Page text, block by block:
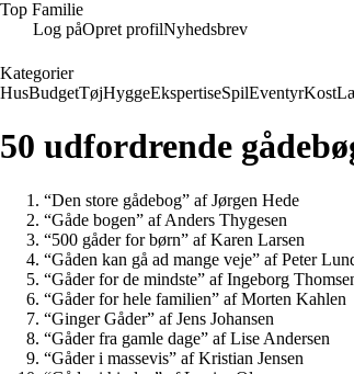
Top Familie
Log påOpret profilNyhedsbrev
Kategorier
HusBudgetTøjHyggeEkspertiseSpilEventyrKost
50 udfordrende
“Den store gådebog” af Jørgen Hede
“Gåde bogen” af Anders Thygesen
“500 gåder for børn” af Karen Larsen
“Gåden kan gå ad mange veje” af Peter
“Gåder for de mindste” af Ingeborg
“Gåder for hele familien” af Morten Kahlen
“Ginger Gåder” af Jens Johansen
“Gåder fra gamle dage” af Lise Andersen
“Gåder i massevis” af Kristian Jensen